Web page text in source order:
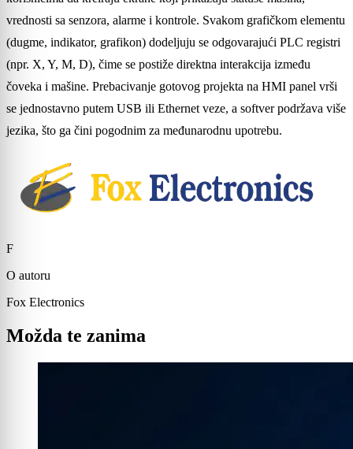
vrednosti sa senzora, alarme i kontrole. Svakom grafičkom elementu
(dugme, indikator, grafikon) dodeljuju se odgovarajući PLC registri
(npr. X, Y, M, D), čime se postiže direktna interakcija između
čoveka i mašine. Prebacivanje gotovog projekta na HMI panel vrši
se jednostavno putem USB ili Ethernet veze, a softver podržava više
jezika, što ga čini pogodnim za međunarodnu upotrebu.
F
O autoru
Fox Electronics
Možda te zanima